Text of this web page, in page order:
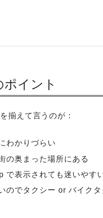
イント
揃えて言うのが：
わかりづらい
の奥まった場所にある
で表示されても迷いやす
のでタクシー or バイク